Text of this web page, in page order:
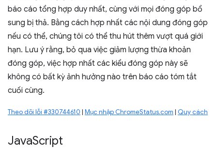
báo cáo tổng hợp duy nhất, cùng với mọi đóng góp bổ
sung bị thả. Bằng cách hợp nhất các nội dung đóng góp
nếu có thể, chúng tôi có thể thu hút thêm vượt quá giới
hạn. Lưu ý rằng, bỏ qua việc giảm lượng thừa khoản
đóng góp, việc hợp nhất các kiểu đóng góp này sẽ
không có bất kỳ ảnh hưởng nào trên báo cáo tóm tắt
cuối cùng.
Theo dõi lỗi #330744610 | Mục nhập ChromeStatus.com | Quy cách
JavaScript